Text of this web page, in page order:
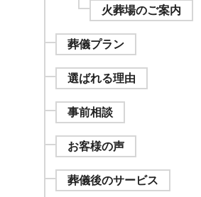
火葬場のご案内
葬儀プラン
選ばれる理由
事前相談
お客様の声
葬儀後のサービス